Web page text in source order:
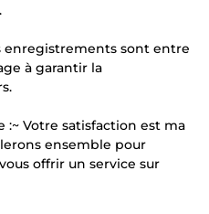
enregistrements sont entre
à garantir la
:~ Votre satisfaction est ma
ensemble pour
offrir un service sur